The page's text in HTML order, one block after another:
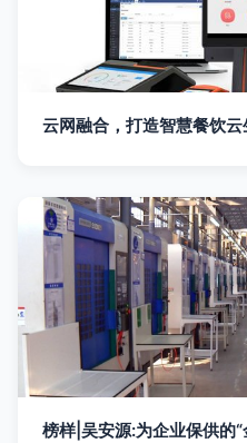
云网融合，打造智慧餐饮
榜样|吴安源:为企业保供的“